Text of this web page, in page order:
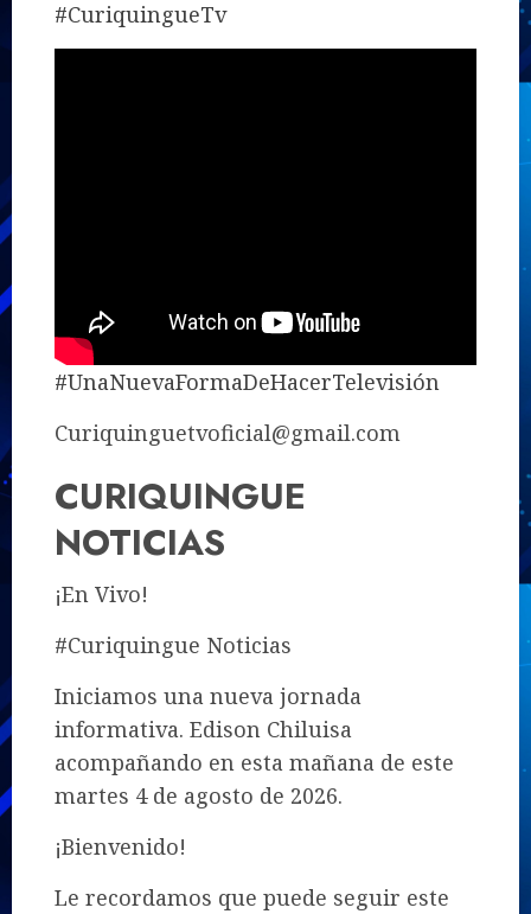
#CuriquingueTv
#UnaNuevaFormaDeHacerTelevisión
Curiquinguetvoficial@gmail.com
CURIQUINGUE
NOTICIAS
¡En Vivo!
#Curiquingue Noticias
Iniciamos una nueva jornada
informativa. Edison Chiluisa
acompañando en esta mañana de este
martes 4 de agosto de 2026.
¡Bienvenido!
Le recordamos que puede seguir este